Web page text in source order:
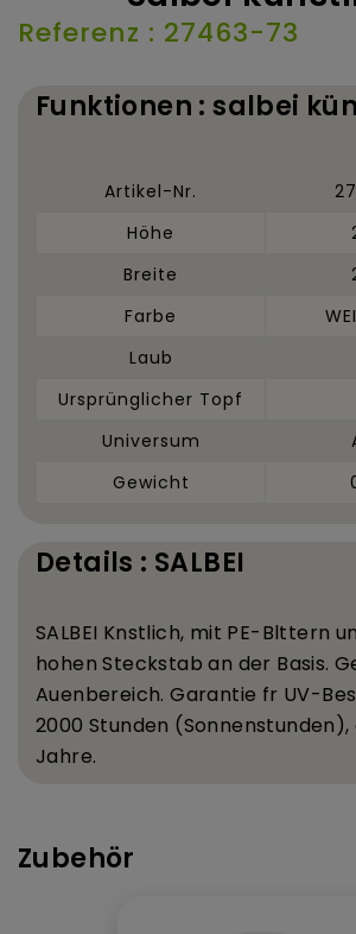
Referenz : 27463-73
Funktionen : salbei
Artikel-Nr.
Höhe
Breite
Farbe
Laub
Ursprünglicher Topf
Universum
Gewicht
Details : SALBEI
SALBEI Knstlich, mit PE-Blttern
hohen Steckstab an der Basis.
Auenbereich. Garantie fr UV-
2000 Stunden (Sonnenstunden),
Jahre.
Zubehör